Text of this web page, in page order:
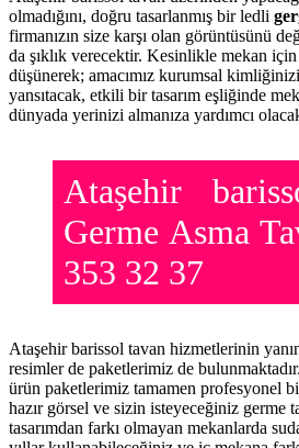
olmadığını, doğru tasarlanmış bir ledli
firmanızın size karşı olan görüntüsünü
da şıklık verecektir. Kesinlikle mekan
düşünerek; amacımız kurumsal
yansıtacak, etkili bir tasarım eşliğinde
dünyada yerinizi almanıza yardımcı
Ataşehir
Germe Asma
353 32 37
Ataşehir barissol tavan hizmetlerinin
resimler de paketlerimiz de
ürün paketlerimiz tamamen profesyonel
hazır görsel ve sizin isteyeceğiniz germe
tasarımdan farkı olmayan mekanlarda